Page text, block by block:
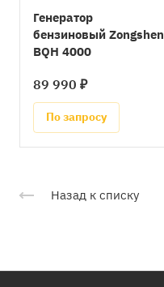
Генератор
бензиновый Zongshen
BQH 4000
89 990 ₽
По запросу
Назад к списку